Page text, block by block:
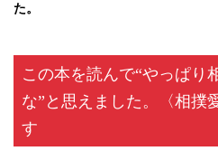
た。
この本を読んで“やっぱり
な”と思えました。〈相撲
す